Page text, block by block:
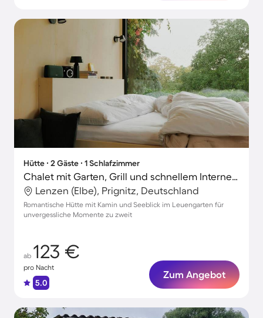
Hütte ∙ 2 Gäste ∙ 1 Schlafzimmer
Chalet mit Garten, Grill und schnellem Internet | Naturblick | Ideal für Homeoffice
Lenzen (Elbe), Prignitz, Deutschland
Romantische Hütte mit Kamin und Seeblick im Leuengarten für
unvergessliche Momente zu zweit
ab 123 €
pro Nacht
5.0
Zum Angebot